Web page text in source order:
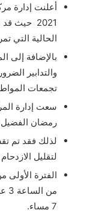
أعلنت إدارة
2021
الحالية التي
بالإضافة إلى
والتدابير
تجمعات
سعت إدارة
رمضان الفضيل
لذلك فقد تم
لتقليل
الفترة الأولى
7 مساء.